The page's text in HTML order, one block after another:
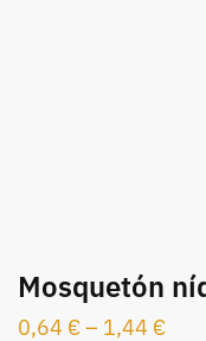
Mosquetón
0,64 €– 1,44 €